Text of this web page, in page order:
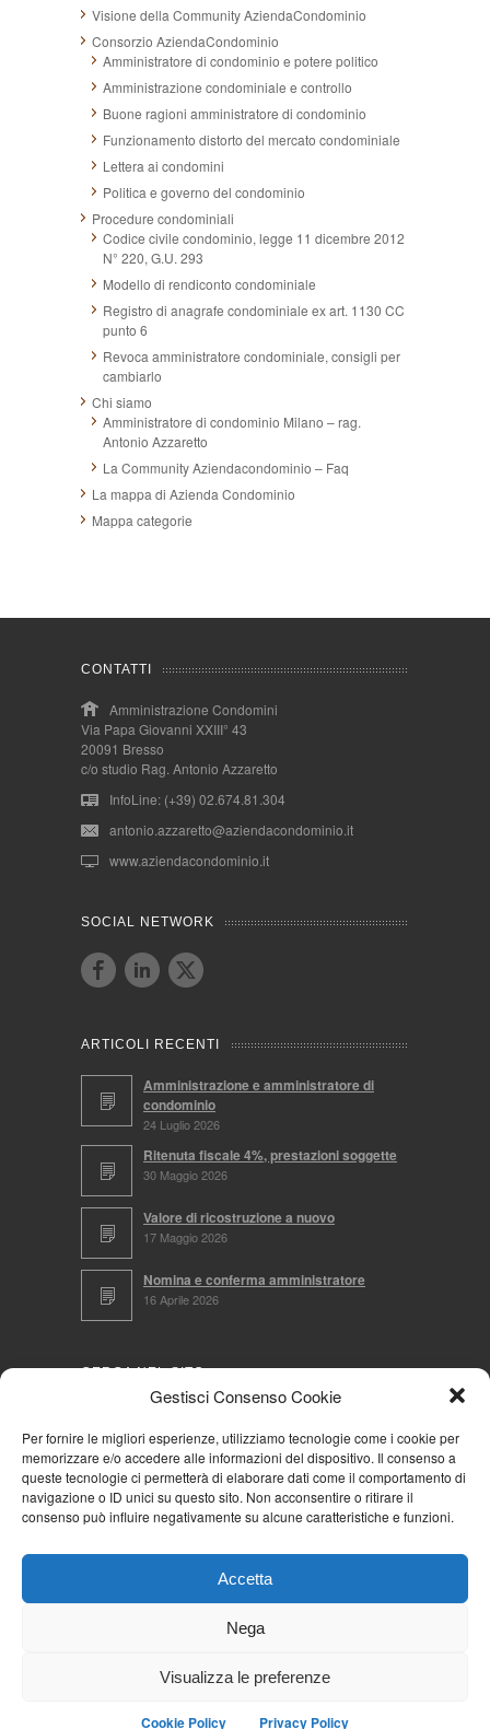
Gestisci Consenso Cookie
Per fornire le migliori esperienze, utilizziamo tecnologie come i cookie per
memorizzare e/o accedere alle informazioni del dispositivo. Il consenso a
queste tecnologie ci permetterà di elaborare dati come il comportamento di
navigazione o ID unici su questo sito. Non acconsentire o ritirare il
consenso può influire negativamente su alcune caratteristiche e funzioni.
Accetta
Nega
Visualizza le preferenze
Cookie Policy Privacy Policy
Visione della Community AziendaCondominio
Consorzio AziendaCondominio
Amministratore di condominio e potere politico
Amministrazione condominiale e controllo
Buone ragioni amministratore di condominio
Funzionamento distorto del mercato condominiale
Lettera ai condomini
Politica e governo del condominio
Procedure condominiali
Codice civile condominio, legge 11 dicembre 2012
N° 220, G.U. 293
Modello di rendiconto condominiale
Registro di anagrafe condominiale ex art. 1130 CC
punto 6
Revoca amministratore condominiale, consigli per
cambiarlo
Chi siamo
Amministratore di condominio Milano – rag.
Antonio Azzaretto
La Community Aziendacondominio – Faq
La mappa di Azienda Condominio
Mappa categorie
CONTATTI
Amministrazione Condomini
Via Papa Giovanni XXIII° 43
20091 Bresso
c/o studio Rag. Antonio Azzaretto
InfoLine: (+39) 02.674.81.304
antonio.azzaretto@aziendacondominio.it
www.aziendacondominio.it
SOCIAL NETWORK
ARTICOLI RECENTI
Amministrazione e amministratore di
condominio
24 Luglio 2026
Ritenuta fiscale 4%, prestazioni soggette
30 Maggio 2026
Valore di ricostruzione a nuovo
17 Maggio 2026
Nomina e conferma amministratore
16 Aprile 2026
CERCA NEL SITO
NAVIGA PER
Mappa completa
Cookie Policy (UE)
Iscriviti alla Community AziendaCondominio
© 2026La Community AziendaCondominio